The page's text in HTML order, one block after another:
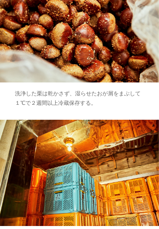
洗浄した栗は乾かさず、湿らせたおが屑をまぶして
１℃で２週間以上冷蔵保存する。